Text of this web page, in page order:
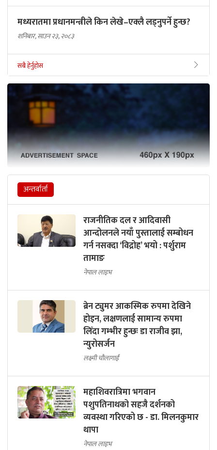
मध्यरातमा प्रधानमन्त्रीले किन लेखे–एक्लै लड्नुपर्ने हुन्छ?
शनिबार, साउन २३, २०८३
सबै हेर्नुहोस
अन्तर्वार्ता
राजनीतिक दल र आदिवासी
आन्दोलनले नयाँ पुस्तालाई सम्बोधन
गर्न नसक्दा ‘विद्रोह’ भयो : पर्शुराम
तामाङ
नेपाल लाइभ
ब्रेन ट्युमर आकस्मिक रुपमा देखिने
होइन, लक्षणलाई सामान्य रुपमा
लिँदा गम्भीर हुन्छः डा राजीव झा,
न्युरोसर्जन
लक्ष्मी चौलागाईं
महाशिवरात्रिमा भगवान
पशुपतिनाथको सहजै दर्शनको
व्यवस्था गरिएको छ - डा. मिलनकुमार
थापा
नेपाल लाइभ